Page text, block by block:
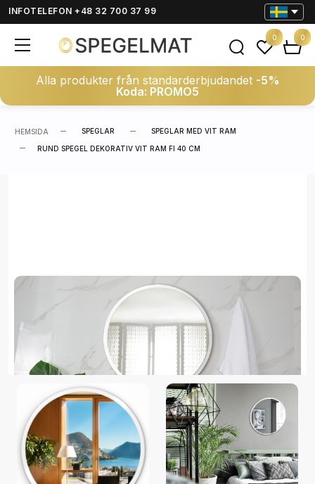
INFOTELEFON +48 32 700 37 99
Alla produkter från standarderbjudandet -5%
Koda: PROMO5
0 0
HEMSIDA SPEGLAR SPEGLAR MED VIT RAM
RUND SPEGEL DEKORATIV VIT RAM FI 40 CM